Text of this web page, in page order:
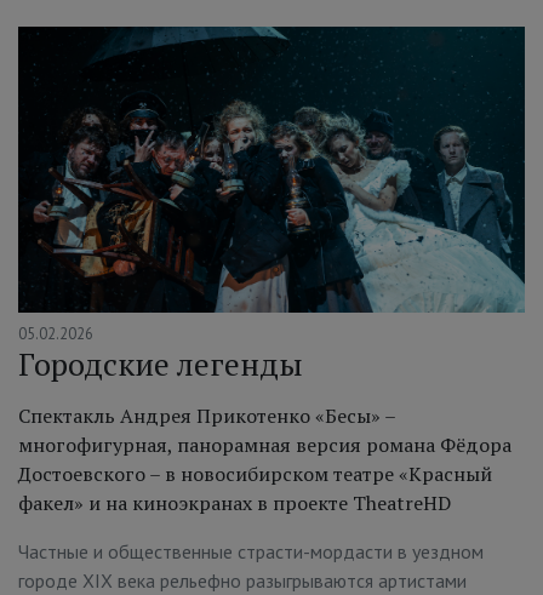
05.02.2026
Городские легенды
Спектакль Андрея Прикотенко «Бесы» –
многофигурная, панорамная версия романа Фёдора
Достоевского – в новосибирском театре «Красный
факел» и на киноэкранах в проекте TheatreHD
Частные и общественные страсти-мордасти в уездном
городе XIX века рельефно разыгрываются артистами